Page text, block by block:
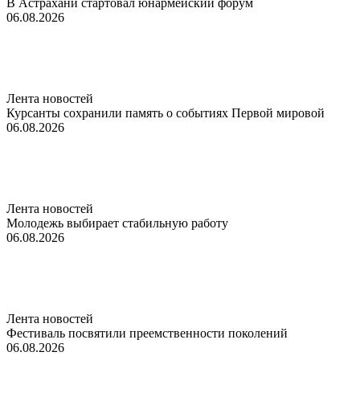
06.08.2026
Лента новостей
Курсанты сохранили память о событиях Первой мировой
06.08.2026
Лента новостей
Молодежь выбирает стабильную работу
06.08.2026
Лента новостей
Фестиваль посвятили преемственности поколений
06.08.2026